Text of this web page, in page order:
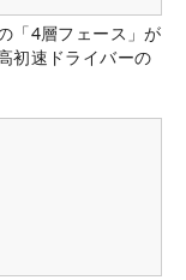
「4層フェース」が
初速ドライバーの